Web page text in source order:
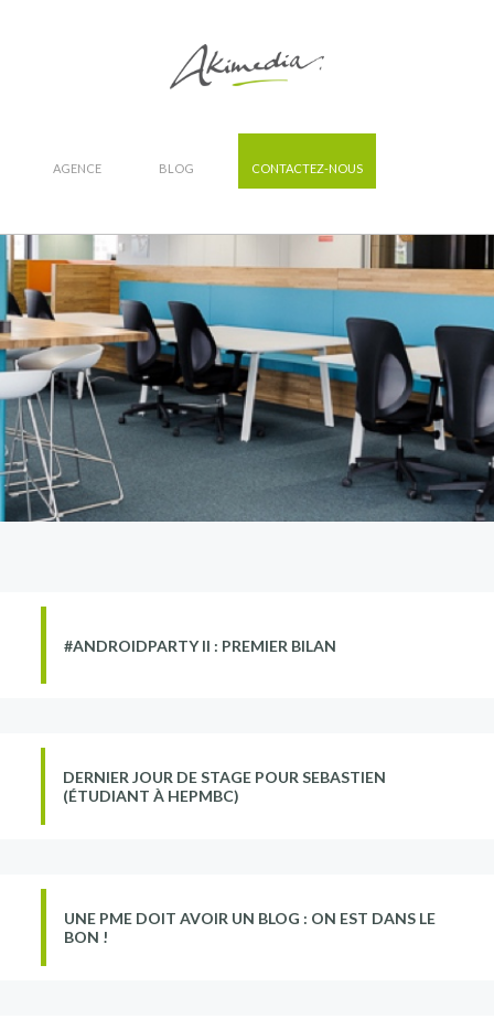
AGENCE BLOG CONTACTEZ-NOUS
#ANDROIDPARTY II : PREMIER BILAN
DERNIER JOUR DE STAGE POUR SEBASTIEN
(ÉTUDIANT À HEPMBC)
UNE PME DOIT AVOIR UN BLOG : ON EST DANS LE
BON !